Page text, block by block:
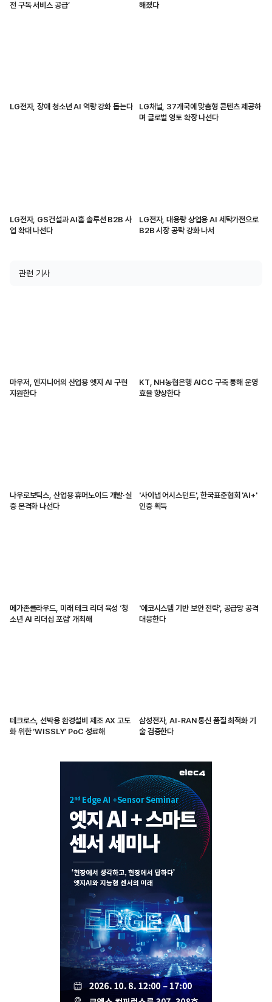
전 구독 서비스 공급’ 해졌다
LG전자, 장애 청소년 AI 역량 강화 돕는다
LG채널, 37개국에 맞춤형 콘텐츠 제공하
며 글로벌 영토 확장 나선다
LG전자, GS건설과 AI홈 솔루션 B2B 사
업 확대 나선다
LG전자, 대용량 상업용 AI 세탁가전으로
B2B 시장 공략 강화 나서
관련 기사
마우저, 엔지니어의 산업용 엣지 AI 구현
지원한다
KT, NH농협은행 AICC 구축 통해 운영
효율 향상한다
나우로보틱스, 산업용 휴머노이드 개발·실
증 본격화 나선다
'사이냅 어시스턴트', 한국표준협회 'AI+'
인증 획득
메가존클라우드, 미래 테크 리더 육성 ‘청
소년 AI 리더십 포럼’ 개최해
'에코시스템 기반 보안 전략', 공급망 공격
대응한다
테크로스, 선박용 환경설비 제조 AX 고도
화 위한 ‘WISSLY’ PoC 성료해
삼성전자, AI-RAN 통신 품질 최적화 기
술 검증한다